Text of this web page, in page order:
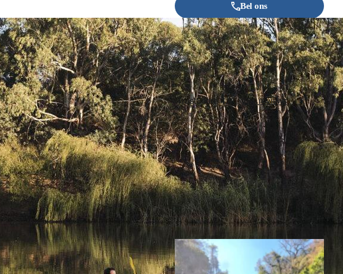
Bel ons
Stuur een e-mail
Offerte aanvragen
Inspiratie nodig?